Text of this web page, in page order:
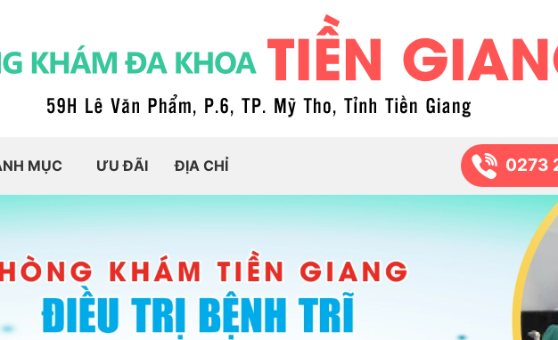
MỤC ƯU ĐÃI ĐỊA CHỈ 0273